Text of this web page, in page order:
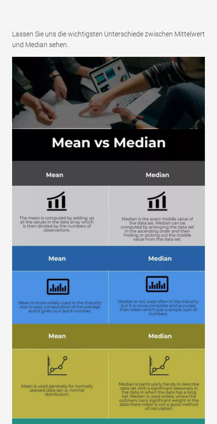
Lassen Sie uns die wichtigsten Unterschiede zwischen Mittelwert
und Median sehen.